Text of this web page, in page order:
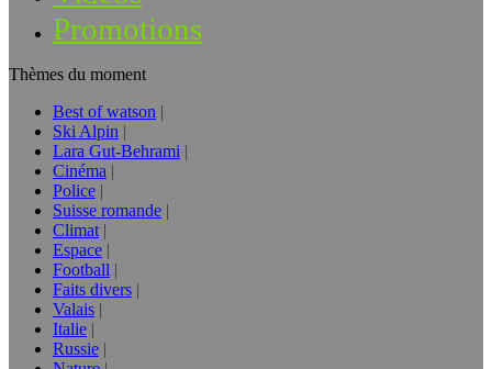
Promotions
Thèmes du moment
Best of watson
Ski Alpin
Lara Gut-Behrami
Cinéma
Police
Suisse romande
Climat
Espace
Football
Faits divers
Valais
Italie
Russie